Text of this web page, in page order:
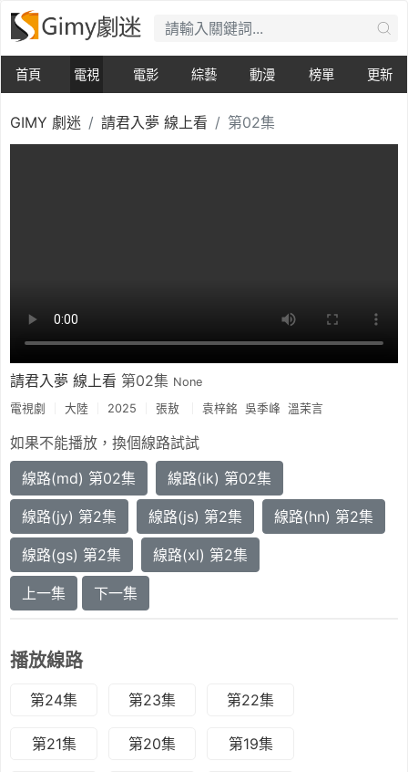
首頁 電視 電影 綜藝 動漫 榜單 更新
GIMY 劇迷 請君入夢 線上看 第02集
請君入夢 線上看 第02集 None
電視劇
大陸 2025 張敖 袁梓銘 吳季峰 溫茉言
如果不能播放，換個線路試試
線路(md) 第02集
線路(ik) 第02集
線路(jy) 第2集 線路(js) 第2集 線路(hn) 第2集
線路(gs) 第2集 線路(xl) 第2集
上一集 下一集
播放線路
第24集 第23集 第22集
第21集 第20集 第19集